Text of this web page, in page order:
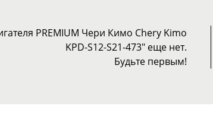
PREMIUM Чери Кимо Chery Kimo
KPD-S12-S21-473" еще нет.
Будьте первым!